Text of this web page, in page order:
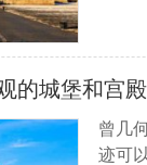
的城堡和宫
曾几
迹可